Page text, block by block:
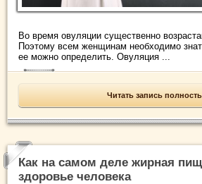
Во время овуляции существенно
Поэтому всем женщинам необходимо
ее можно определить. Овуляция ...
Читать запись
Как на самом деле жирная
здоровье человека